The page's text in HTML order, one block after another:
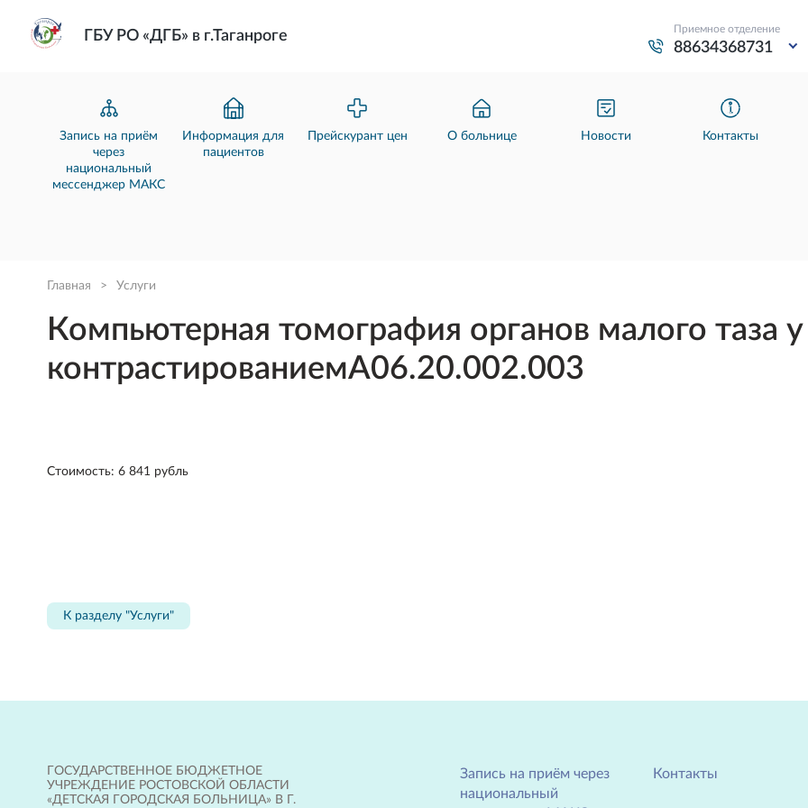
Запись на приём
через
национальный
мессенджер МАКС
Информация для
пациентов
Прейскурант цен О больнице Новости Контакты
Главная > Услуги
Компьютерная томография органов малого таза
контрастированиемA06.20.002.003
Стоимость: 6 841 рубль
К разделу "Услуги"
ГБУ РО «ДГБ» в г.Таганроге Приемное отделение
88634368731
ГОСУДАРСТВЕННОЕ БЮДЖЕТНОЕ
УЧРЕЖДЕНИЕ РОСТОВСКОЙ ОБЛАСТИ
«ДЕТСКАЯ ГОРОДСКАЯ БОЛЬНИЦА» В Г.
Запись на приём через
национальный
Контакты